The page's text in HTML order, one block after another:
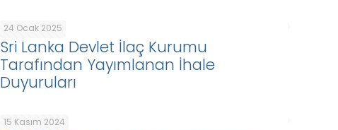
24 Ocak 2025
Sri Lanka Devlet İlaç Kurumu
Tarafından Yayımlanan İhale
Duyuruları
15 Kasım 2024